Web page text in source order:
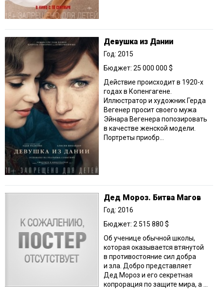
Девушка из Дании
Год: 2015
Бюджет: 25 000 000 $
Действие происходит в 1920-х
годах в Копенгагене.
Иллюстратор и художник Герда
Вегенер просит своего мужа
Эйнара Вегенера попозировать
в качестве женской модели.
Портреты приобр...
Дед Мороз. Битва Магов
Год: 2016
Бюджет: 2 515 880 $
Об ученице обычной школы,
которая оказывается втянутой
в противостояние сил добра
и зла. Добро представляет
Дед Мороз и его секретная
копрорация по защите мира, а ...